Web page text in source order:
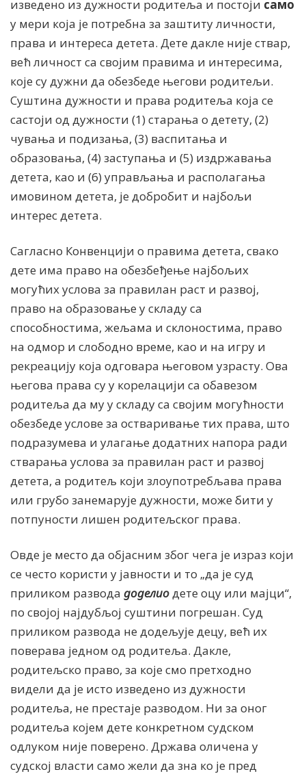
изведено из дужности родитеља и постоји само
у мери која је потребна за заштиту личности,
права и интереса детета. Дете дакле није ствар,
већ личност са својим правима и интересима,
које су дужни да обезбеде његови родитељи.
Суштина дужности и права родитеља која се
састоји од дужности (1) старања о детету, (2)
чувања и подизања, (3) васпитања и
образовања, (4) заступања и (5) издржавања
детета, као и (6) управљања и располагања
имовином детета, је добробит и најбољи
интерес детета.
Сагласно Конвенцији о правима детета, свако
дете има право на обезбеђење најбољих
могућих услова за правилан раст и развој,
право на образовање у складу са
способностима, жељама и склоностима, право
на одмор и слободно време, као и на игру и
рекреацију која одговара његовом узрасту. Ова
његова права су у корелацији са обавезом
родитеља да му у складу са својим могућности
обезбеде услове за остваривање тих права, што
подразумева и улагање додатних напора ради
стварања услова за правилан раст и развој
детета, а родитељ који злоупотребљава права
или грубо занемарује дужности, може бити у
потпуности лишен родитељског права.
Овде је место да објасним због чега је израз који
се често користи у јавности и то „да је суд
приликом развода доделиодете оцу или мајци“,
по својој најдубљој суштини погрешан. Суд
приликом развода не додељује децу, већ их
поверава једном од родитеља. Дакле,
родитељско право, за које смо претходно
видели да је исто изведено из дужности
родитеља, не престаје разводом. Ни за оног
родитеља којем дете конкретном судском
одлуком није поверено. Држава оличена у
судској власти само жели да зна ко је пред